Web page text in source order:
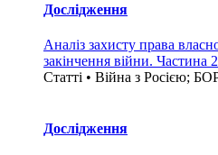
Дослідження
Аналіз захисту права
закінчення війни. Частина 2
Статті • Війна з Росією;
Дослідження